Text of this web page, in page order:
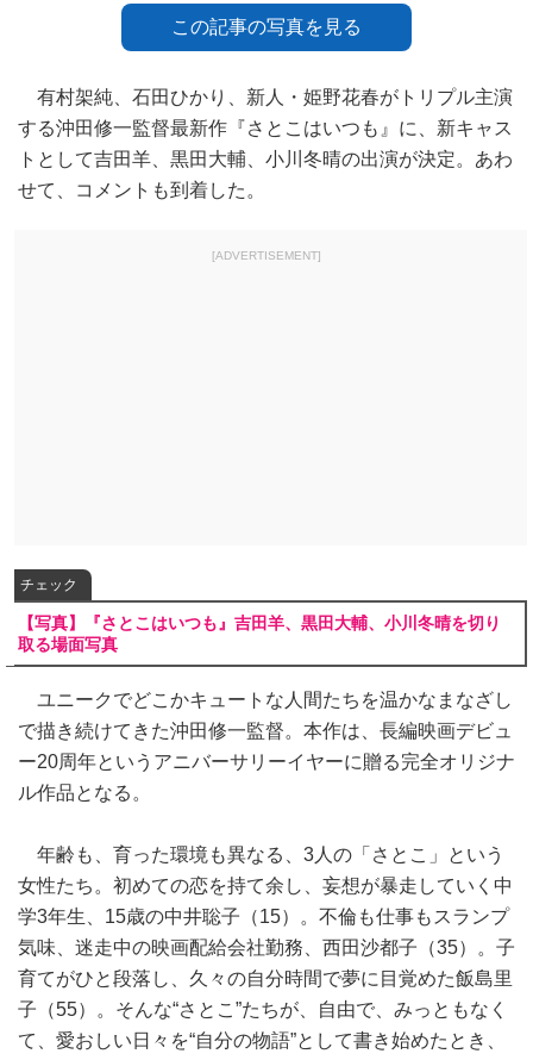
この記事の写真を見る
有村架純、石田ひかり、新人・姫野花春がトリプル主演
する沖田修一監督最新作『さとこはいつも』に、新キャス
トとして吉田羊、黒田大輔、小川冬晴の出演が決定。あわ
せて、コメントも到着した。
[ADVERTISEMENT]
チェック
【写真】『さとこはいつも』吉田羊、黒田大輔、小川冬晴を切り
取る場面写真
ユニークでどこかキュートな人間たちを温かなまなざし
で描き続けてきた沖田修一監督。本作は、長編映画デビュ
ー20周年というアニバーサリーイヤーに贈る完全オリジナ
ル作品となる。
年齢も、育った環境も異なる、3人の「さとこ」という
女性たち。初めての恋を持て余し、妄想が暴走していく中
学3年生、15歳の中井聡子（15）。不倫も仕事もスランプ
気味、迷走中の映画配給会社勤務、西田沙都子（35）。子
育てがひと段落し、久々の自分時間で夢に目覚めた飯島里
子（55）。そんな“さとこ”たちが、自由で、みっともなく
て、愛おしい日々を“自分の物語”として書き始めたとき、